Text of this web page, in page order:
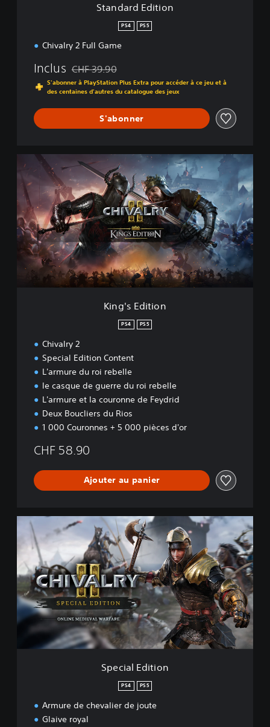
Standard Edition
PS4 PS5
Chivalry 2 Full Game
Inclus Remise par rapport au prix d'origine de CHF 39.90
CHF 39.90
S'abonner à PlayStation Plus Extra pour accéder à ce jeu et à
des centaines d'autres du catalogue des jeux
S'abonner
n
'
s
E
d
King's Edition
PS4 PS5
Chivalry 2
Special Edition Content
L'armure du roi rebelle
le casque de guerre du roi rebelle
L'armure et la couronne de Feydrid
Deux Boucliers du Rios
1 000 Couronnes + 5 000 pièces d'or
CHF 58.90
Ajouter au panier
c
a
l
E
i
i
Special Edition
PS4 PS5
Armure de chevalier de joute
Glaive royal